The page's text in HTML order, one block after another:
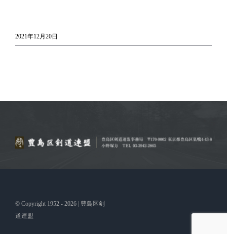
2021年12月20日
© Copyright 1952 - 2026 | 豊島区剣
道連盟